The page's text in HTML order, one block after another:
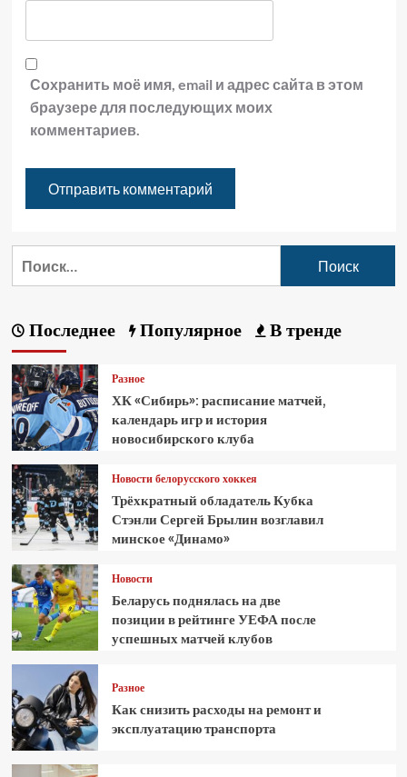
Сохранить моё имя, email и адрес сайта в этом
браузере для последующих моих
комментариев.
Последнее Популярное В тренде
Разное
ХК «Сибирь»: расписание матчей,
календарь игр и история
новосибирского клуба
Новости белорусского хоккея
Трёхкратный обладатель Кубка
Стэнли Сергей Брылин возглавил
минское «Динамо»
Новости
Беларусь поднялась на две
позиции в рейтинге УЕФА после
успешных матчей клубов
Разное
Как снизить расходы на ремонт и
эксплуатацию транспорта